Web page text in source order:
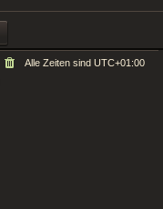
Alle Zeiten sind UTC+01:00